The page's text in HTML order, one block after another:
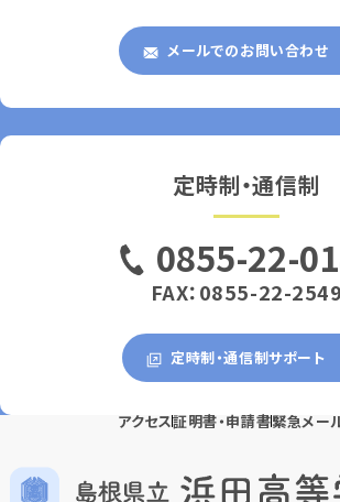
メールでのお問い合わせ
定時制・通信制
0855-22-
FAX：0855-22-2549
定時制・通信制サポート
アクセス証明書・申請書緊急メー